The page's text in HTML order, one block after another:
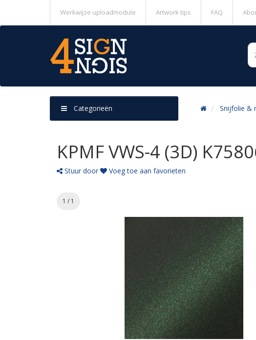
Werkwijze uploadmodule Artwork tips FAQ
Snijfolie &
Categorieën
KPMF VWS-4 (3D)
Stuur door Voeg toe aan favorieten
1 / 1